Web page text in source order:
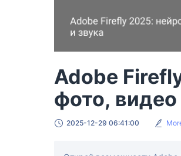
Adobe
фото, видео
2025-12-29 06:41:00